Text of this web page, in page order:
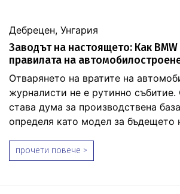
Дебрецен, Унгария
Заводът на настоящето: Как
правилата на
Отварянето на вратите на
журналисти не е рутинно събитие.
става дума за производствена
определя като модел за бъдещето
прочети повече >